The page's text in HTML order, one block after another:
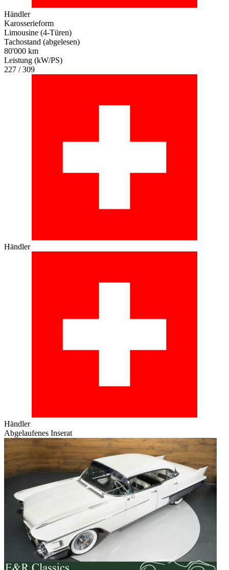
Händler
Karosserieform
Limousine (4-Türen)
Tachostand (abgelesen)
80'000 km
Leistung (kW/PS)
227 / 309
Händler
Händler
Abgelaufenes Inserat